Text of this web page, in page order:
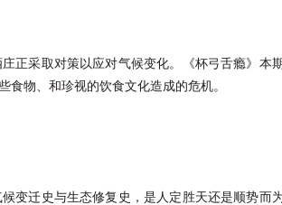
正采取对策以应对气候变化。《杯弓舌瘾》本
物、和珍视的饮食文化造成的危机。
变迁史与生态修复史，是人定胜天还是顺势而